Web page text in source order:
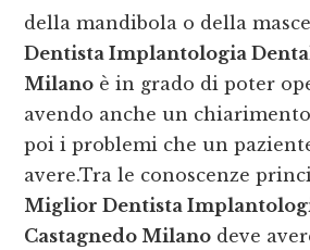
della mandibola o della
Dentista Implantologia
Milano è in grado di poter
avendo anche un
poi i problemi che un
avere.Tra le conoscenze
Miglior Dentista
Castagnedo Milano deve